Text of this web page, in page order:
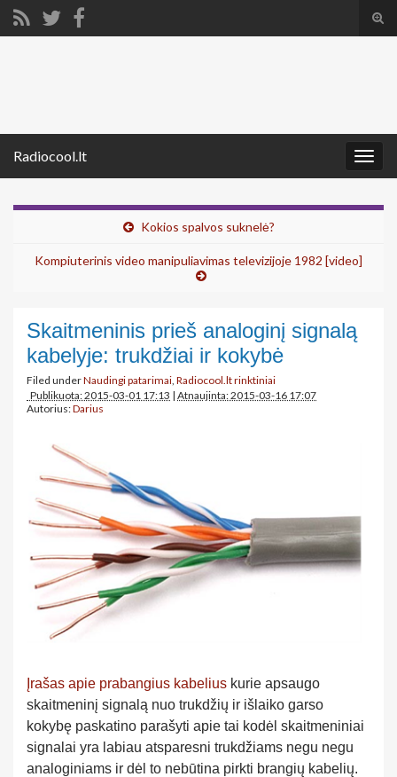
Radiocool.lt
Kokios spalvos suknelė?
Kompiuterinis video manipuliavimas televizijoje 1982 [video]
Skaitmeninis prieš analoginį signalą
kabelyje: trukdžiai ir kokybė
Filed underNaudingi patarimai, Radiocool.lt rinktiniai
Publikuota: 2015-03-01 17:13 | Atnaujinta: 2015-03-16 17:07
Autorius:Darius
Įrašas apie prabangius kabelius kurie apsaugo
skaitmeninį signalą nuo trukdžių ir išlaiko garso
kokybę paskatino parašyti apie tai kodėl skaitmeniniai
signalai yra labiau atsparesni trukdžiams negu negu
analoginiams ir dėl to nebūtina pirkti brangių kabelių.